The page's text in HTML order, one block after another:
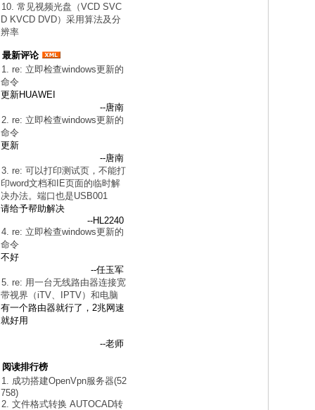
10. 常见视频光盘（VCD SVC
D KVCD DVD）采用算法及分
辨率
最新评论
1. re: 立即检查windows更新的
命令
更新HUAWEI
--唐南
2. re: 立即检查windows更新的
命令
更新
--唐南
3. re: 可以打印测试页，不能打
印word文档和IE页面的临时解
决办法。端口也是USB001
请给予帮助解决
--HL2240
4. re: 立即检查windows更新的
命令
不好
--任玉军
5. re: 用一台无线路由器连接宽
带视界（iTV、IPTV）和电脑
有一个路由器就行了，2兆网速
就好用
--老师
阅读排行榜
1. 成功搭建OpenVpn服务器(52
758)
2. 文件格式转换 AUTOCAD转